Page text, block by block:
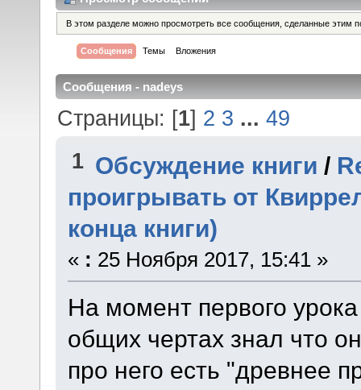
В этом разделе можно просмотреть все сообщения, сделанные этим
Сообщения Темы Вложения
Сообщения - nadeys
Страницы: [1] 2 3 ...49
1 Обсуждение книги /
проигрывать от
конца книги)
« : 25 Ноября 2017, 15:41 »
На момент первого
общих чертах знал что
про него есть "древнее